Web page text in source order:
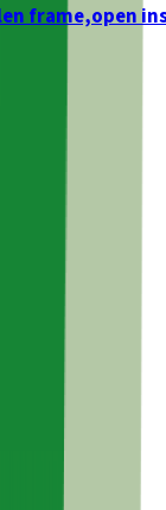
frame,open